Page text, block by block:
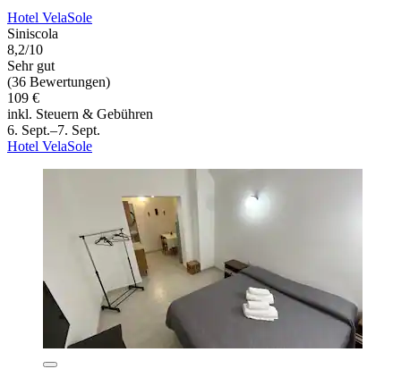
Hotel VelaSole
Siniscola
8,2/10
Sehr gut
(36 Bewertungen)
109 €
inkl. Steuern & Gebühren
6. Sept.–7. Sept.
Hotel VelaSole